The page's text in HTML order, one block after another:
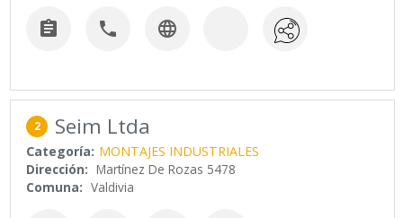
  
2 Seim Ltda
Categoría: MONTAJES INDUSTRIALES
Dirección: Martínez De Rozas 5478
Comuna: Valdivia